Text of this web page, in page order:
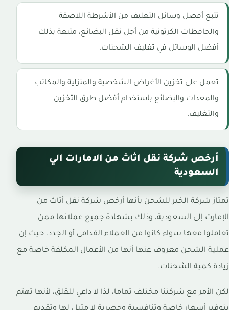
تتبع أفضل وسائل التغليف من الأشرطة اللاصقة
والحافظات الكرتونية من أجل نقل البضائع، متبعة بذلك
أفضل الوسائل في تغليف الشحنات.
تعمل على تخزين الأغراض الشخصية والمنزلية والمكاتب
والمعدات والبضائع باستخدام أفضل طرق التخزين
والتغليف.
أرخص شركة نقل اثاث من الامارات الي
السعودية
تمتاز شركة الخير للشحن بأنها أرخص شركة نقل أثاث من
الإمارت إلى السعودية، وذلك بشهادة جميع عملائها ممن
تعاملوا معها سواء كانوا من العملاء القدامى أو الجدد، حيث إن
عملية الشحن معروف عنها أنها من الأعمال المكلفة خاصة مع
زيادة كمية الشحنات.
لكن الأمر مع شركتنا مختلف تماما، لذا لا داعي للقلق، لأنها تهتم